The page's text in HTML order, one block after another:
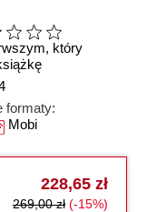
który
formaty:
228,65 zł
269,00 zł (-15%)